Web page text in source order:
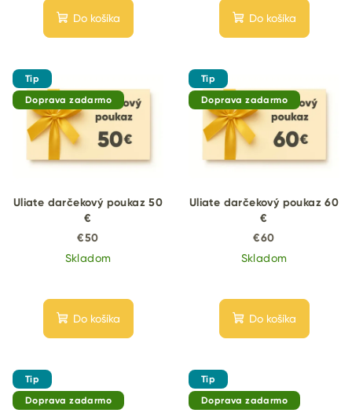
Do košíka Do košíka
Tip
Doprava zadarmo
Uliate darčekový poukaz 50
€
€50
Skladom
Do košíka
Tip
Doprava zadarmo
Uliate darčekový poukaz 60
€
€60
Skladom
Do košíka
Tip
Doprava zadarmo
Tip
Doprava zadarmo